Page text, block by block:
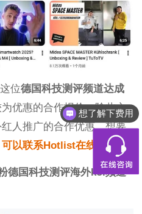
位德国科技测评频道达成
为优惠的合作报价，除此之
人推广的合作优惠，想要
可以联系Hotlist在线客服！
德国科技测评海外kol频道
想了解下费用